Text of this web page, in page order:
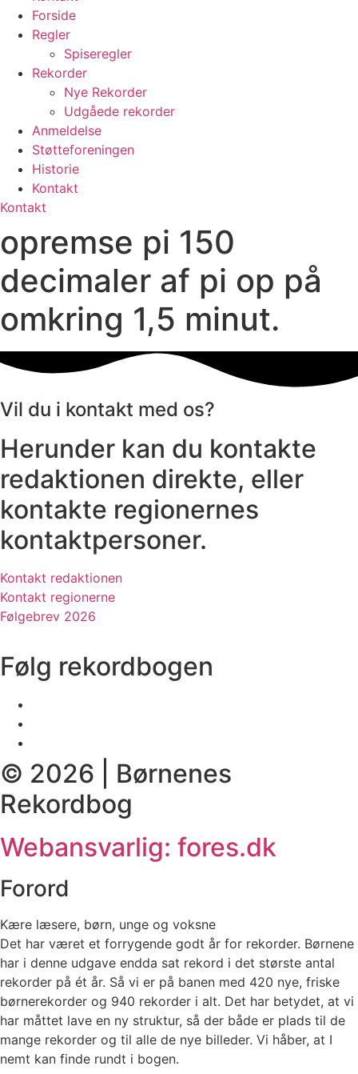
Forside
Regler
Spiseregler
Rekorder
Nye Rekorder
Udgåede rekorder
Anmeldelse
Støtteforeningen
Historie
Kontakt
Kontakt
opremse pi 150
decimaler af pi op på
omkring 1,5 minut.
Vil du i kontakt med os?
Herunder kan du kontakte
redaktionen direkte, eller
kontakte regionernes
kontaktpersoner.
Kontakt redaktionen
Kontakt regionerne
Følgebrev 2026
Følg rekordbogen
© 2026 | Børnenes
Rekordbog
Webansvarlig: fores.dk
Forord
Kære læsere, børn, unge og voksne
Det har været et forrygende godt år for rekorder. Børnene
har i denne udgave endda sat rekord i det største antal
rekorder på ét år. Så vi er på banen med 420 nye, friske
børnerekorder og 940 rekorder i alt. Det har betydet, at vi
har måttet lave en ny struktur, så der både er plads til de
mange rekorder og til alle de nye billeder. Vi håber, at I
nemt kan finde rundt i bogen.